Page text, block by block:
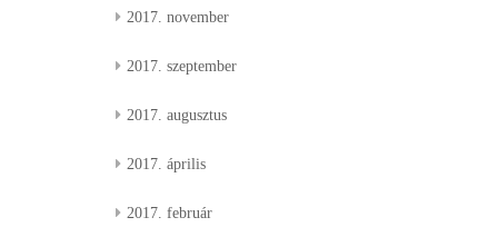
2017. november
2017. szeptember
2017. augusztus
2017. április
2017. február